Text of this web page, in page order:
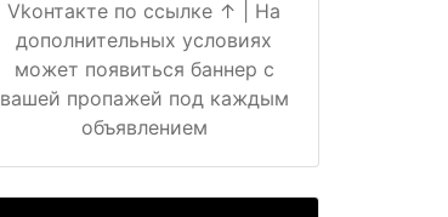
Vkонтакте по ссылке ↑ | На
дополнительных условиях
может появиться баннер с
вашей пропажей под каждым
объявлением